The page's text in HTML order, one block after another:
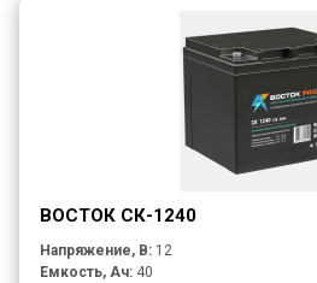
ВОСТОК СК-1240
Напряжение, В: 12
Емкость, Ач: 40